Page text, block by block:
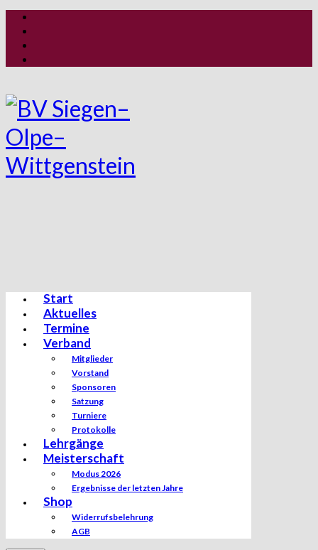
Start
Aktuelles
Termine
Verband
Mitglieder
Vorstand
Sponsoren
Satzung
Turniere
Protokolle
Lehrgänge
Meisterschaft
Modus 2026
Ergebnisse der letzten Jahre
Shop
Widerrufsbelehrung
AGB